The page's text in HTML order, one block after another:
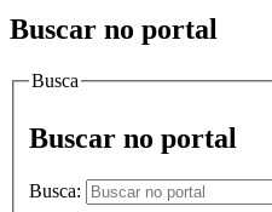
Buscar no portal
Busca
Buscar no portal
Busca: